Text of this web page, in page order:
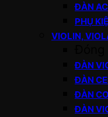
ĐÀN
PHỤ
VIOLIN,
ĐÀN
ĐÀN
ĐÀN
ĐÀN